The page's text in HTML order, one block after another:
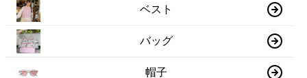
ベスト
バッグ
帽子